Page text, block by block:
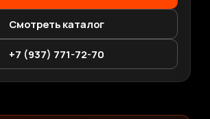
Смотреть каталог
+7 (937) 771-72-70